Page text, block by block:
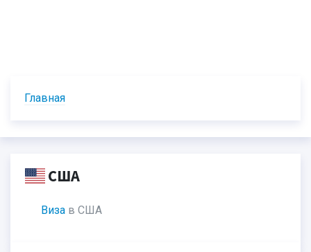
Главная
США
Виза в США